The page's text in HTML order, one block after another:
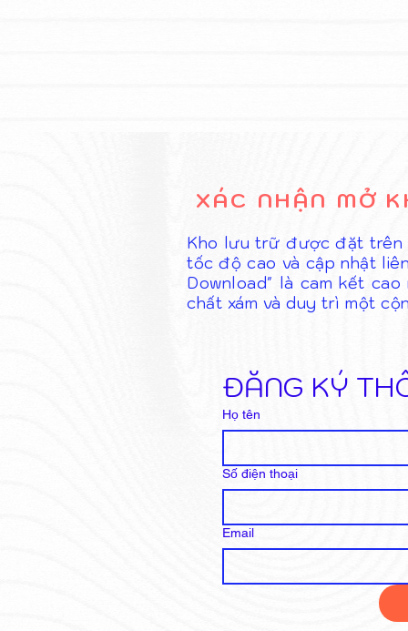
XÁC NHẬN MỞ
Kho lưu trữ được đặt trên
tốc độ cao và cập nhật
Download" là cam kết
chất xám và duy trì một
ĐĂNG KÝ
Họ tên
Số điện thoại
Email